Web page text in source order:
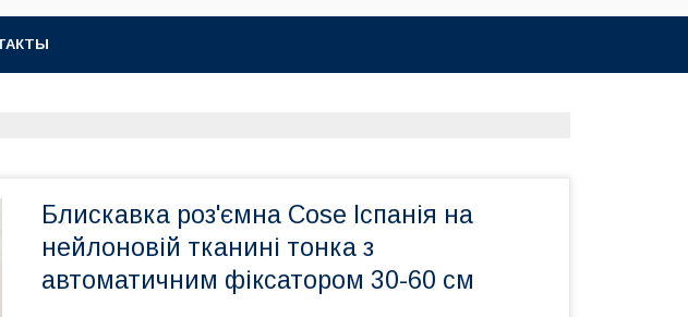
Блискавка роз'ємна Cose Іспанія на
нейлоновій тканині тонка з
автоматичним фіксатором 30-60 см